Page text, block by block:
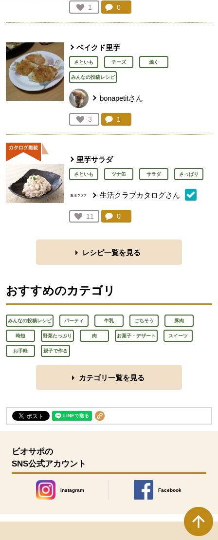
お気に入り登録：
1
人が登録
コメント：
0
ベイクド里芋
さといも チーズ 焼く
みんなの投稿レシピ
bonapetitさん
お気に入り登録：
3
人が登録
コメント：
1
里芋サラダ
さといも ツナ缶 サラダ さっぱり
生活クラブカタログさん
お気に入り登録：
11
人が登録
コメント：
0
レシピ一覧を見る
おすすめのカテゴリ
みんなの投稿レシピ パーティ 牛乳 ごちそう 豚肉
時短 野菜たっぷり 肉 お菓子・デザート スイーツ
お手軽 親子で作る
カテゴリ一覧を見る
ビオサポの
SNS公式アカウント
Instagram
別のウィンドウで開きます。
Facebook
別のウィンドウで開きます